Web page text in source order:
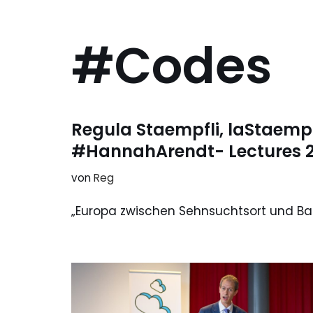
#Codes
Regula Staempfli,
#HannahArendt- Lectures
vonReg
„Europa zwischen Sehnsuchtsort und